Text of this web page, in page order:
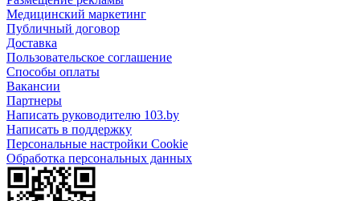
Медицинский маркетинг
Публичный договор
Доставка
Пользовательское соглашение
Способы оплаты
Вакансии
Партнеры
Написать руководителю 103.by
Написать в поддержку
Персональные настройки Cookie
Обработка персональных данных